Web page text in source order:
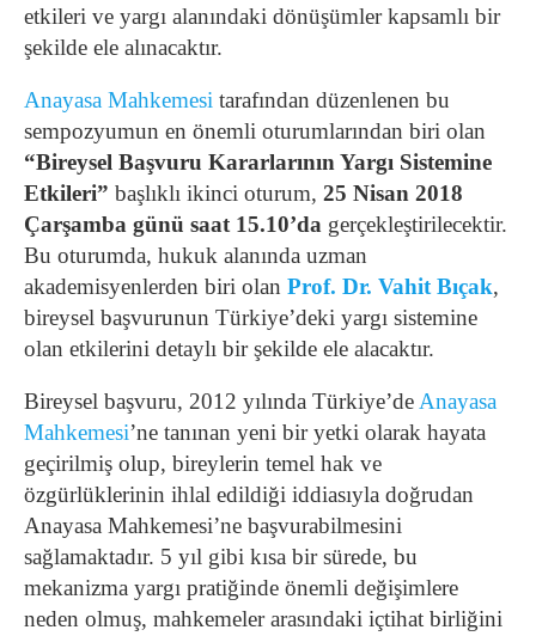
etkileri ve yargı alanındaki dönüşümler kapsamlı bir
şekilde ele alınacaktır.
Anayasa Mahkemesi tarafından düzenlenen bu
sempozyumun en önemli oturumlarından biri olan
“Bireysel Başvuru Kararlarının Yargı Sistemine
Etkileri” başlıklı ikinci oturum, 25 Nisan 2018
Çarşamba günü saat 15.10’da gerçekleştirilecektir.
Bu oturumda, hukuk alanında uzman
akademisyenlerden biri olan Prof. Dr. Vahit Bıçak,
bireysel başvurunun Türkiye’deki yargı sistemine
olan etkilerini detaylı bir şekilde ele alacaktır.
Bireysel başvuru, 2012 yılında Türkiye’deAnayasa
Mahkemesi’ne tanınan yeni bir yetki olarak hayata
geçirilmiş olup, bireylerin temel hak ve
özgürlüklerinin ihlal edildiği iddiasıyla doğrudan
Anayasa Mahkemesi’ne başvurabilmesini
sağlamaktadır. 5 yıl gibi kısa bir sürede, bu
mekanizma yargı pratiğinde önemli değişimlere
neden olmuş, mahkemeler arasındaki içtihat birliğini